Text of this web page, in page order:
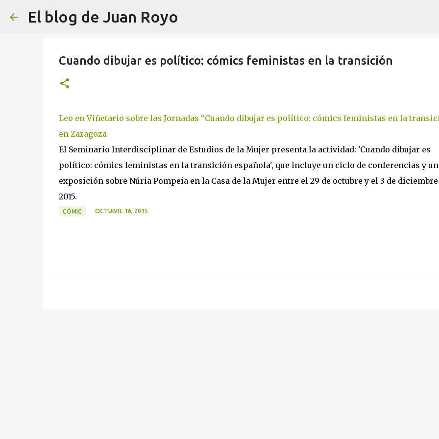
El blog de Juan Royo
Cuando dibujar es político: cómics feministas en la transición
Leo en Viñetario sobre las Jornadas “Cuando dibujar es político: cómics feministas en la
en Zaragoza
El Seminario Interdisciplinar de Estudios de la Mujer presenta la actividad: 'Cuando dibujar es
político: cómics feministas en la transición española', que incluye un ciclo de conferencias y
exposición sobre Núria Pompeia en la Casa de la Mujer entre el 29 de octubre y el 3 de diciembre
2015.
CÓMIC OCTUBRE 16, 2015